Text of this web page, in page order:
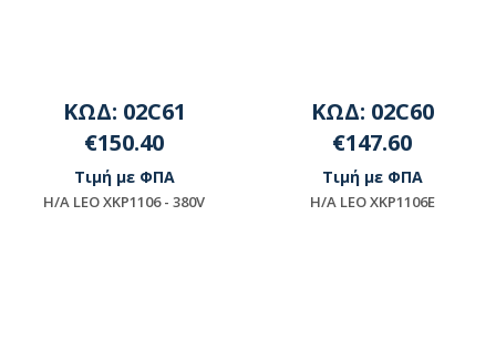
ΚΩΔ: 02C61
€150.40
Τιμή με ΦΠΑ
Η/Α LEO XKP1106 - 380V
ΚΩΔ: 02C60
€147.60
Τιμή με ΦΠΑ
Η/Α LEO XKP1106E